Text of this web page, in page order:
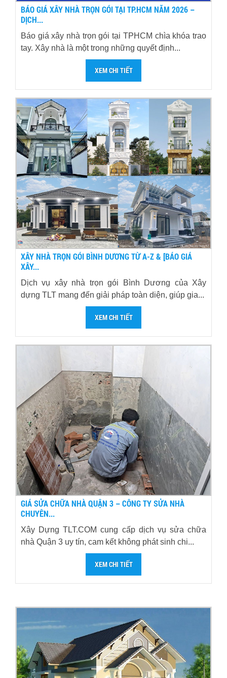
BÁO GIÁ XÂY NHÀ TRỌN GÓI TẠI TP.HCM NĂM 2026 –
DỊCH...
Báo giá xây nhà trọn gói tại TPHCM chìa khóa trao
tay. Xây nhà là một trong những quyết định...
XEM CHI TIẾT
XÂY NHÀ TRỌN GÓI BÌNH DƯƠNG TỪ A-Z & [BÁO GIÁ
XÂY...
Dịch vụ xây nhà trọn gói Bình Dương của Xây
dựng TLT mang đến giải pháp toàn diện, giúp gia...
XEM CHI TIẾT
GIÁ SỬA CHỮA NHÀ QUẬN 3 – CÔNG TY SỬA NHÀ
CHUYÊN...
Xây Dựng TLT.COM cung cấp dịch vụ sửa chữa
nhà Quận 3 uy tín, cam kết không phát sinh chi...
XEM CHI TIẾT